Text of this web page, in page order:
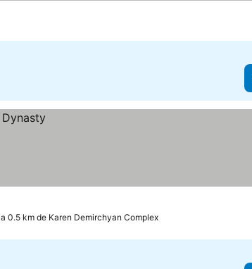
a 0.5 km de Karen Demirchyan Complex